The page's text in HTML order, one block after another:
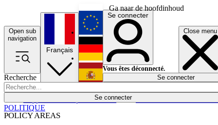
Ga naar de hoofdinhoud
Open sub
navigation
Close menu
Recherche
Se connecter
POLICY AREAS
Économie
Français
English
Deutsch
Español
Se connecter
Vous êtes déconnecté.
Se connecter
POLITIQUE